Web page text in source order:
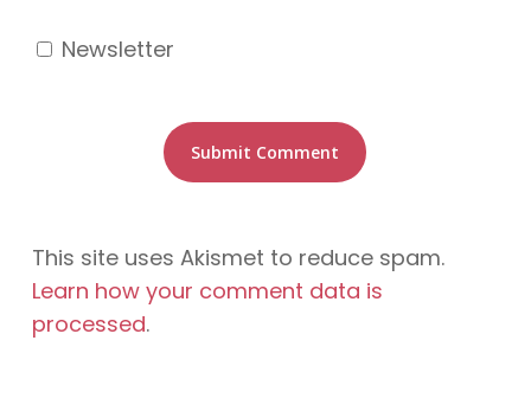
Newsletter
This site uses Akismet to reduce spam.
Learn how your comment data is
processed.